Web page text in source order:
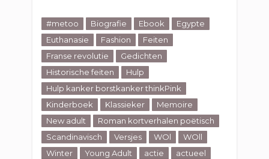
#metoo Biografie Ebook
Egypte
Euthanasie
Fashion
Feiten
Franse revolutie
Gedichten
Historische feiten
Hulp
Hulp kanker borstkanker thinkPink
Kinderboek
Klassieker
Memoire
New adult
Roman kortverhalen poëtisch
Scandinavisch
Versjes WOl
WOll
Winter
Young Adult actie
actueel